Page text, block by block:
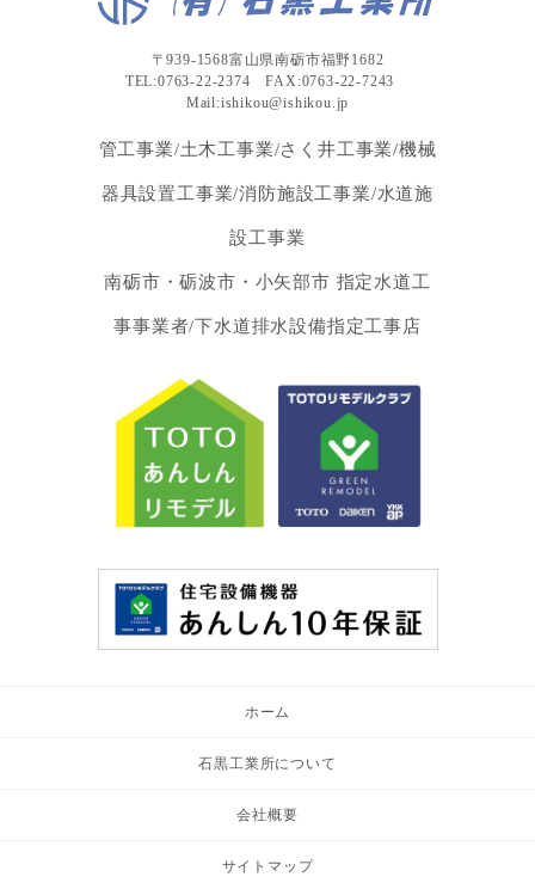
〒939-1568富山県南砺市福野1682
TEL:0763-22-2374 FAX:0763-22-7243
Mail:ishikou@ishikou.jp
管工事業/土木工事業/さく井工事業/機械
器具設置工事業/消防施設工事業/水道施
設工事業
南砺市・砺波市・小矢部市 指定水道工
事事業者/下水道排水設備指定工事店
ホーム
石黒工業所について
会社概要
サイトマップ